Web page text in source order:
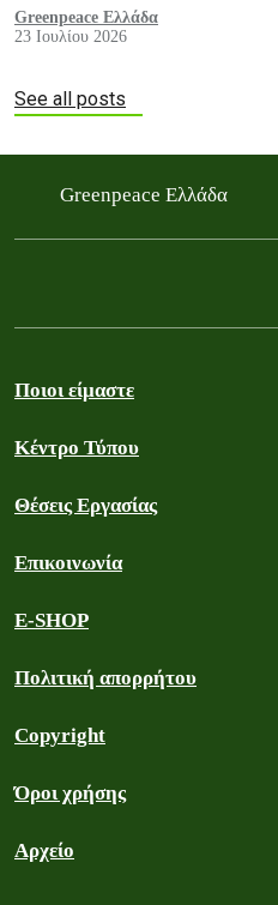
εκατομμύρια πολίτες κάθε
καύσωνα, μέσα στα ίδια τους τα
Greenpeace Ελλάδα
23 Ιουλίου 2026
See all posts
Greenpeace Ελλάδα
Ποιοι είμαστε
Κέντρο Τύπου
Θέσεις Εργασίας
Επικοινωνία
E-SHOP
Πολιτική απορρήτου
Copyright
Όροι χρήσης
Αρχείο